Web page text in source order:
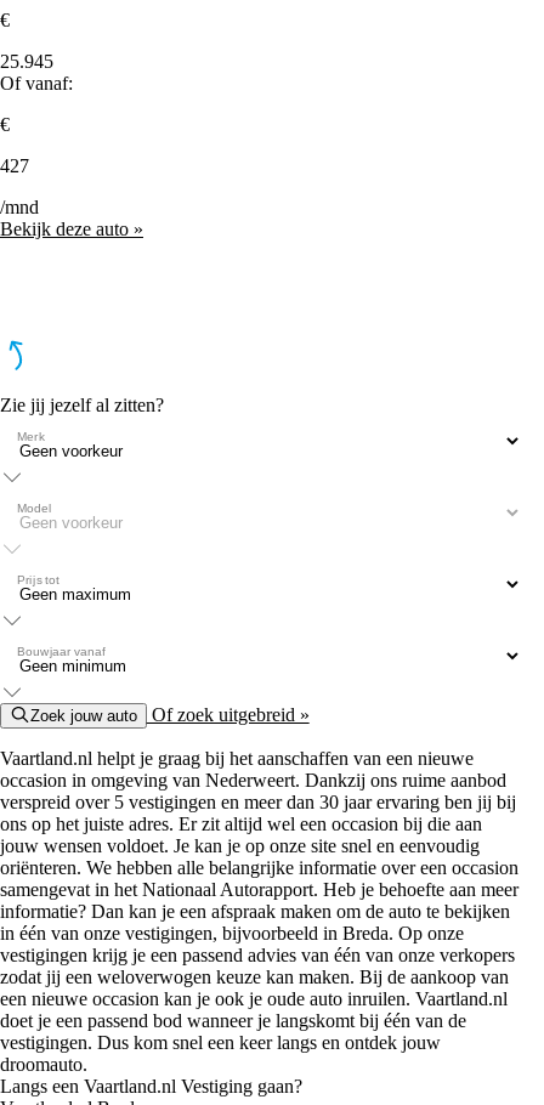
€
25.945
Of vanaf:
€
427
/mnd
Bekijk deze auto »
Zie jij jezelf al zitten?
Merk
Model
Prijs tot
Bouwjaar vanaf
Zoek jouw auto Of zoek uitgebreid »
Vaartland.nl helpt je graag bij het aanschaffen van een nieuwe
occasion in omgeving van Nederweert. Dankzij ons ruime aanbod
verspreid over 5 vestigingen en meer dan 30 jaar ervaring ben jij bij
ons op het juiste adres. Er zit altijd wel een occasion bij die aan
jouw wensen voldoet. Je kan je op onze site snel en eenvoudig
oriënteren. We hebben alle belangrijke informatie over een occasion
samengevat in het Nationaal Autorapport. Heb je behoefte aan meer
informatie? Dan kan je een afspraak maken om de auto te bekijken
in één van onze vestigingen, bijvoorbeeld in Breda. Op onze
vestigingen krijg je een passend advies van één van onze verkopers
zodat jij een weloverwogen keuze kan maken. Bij de aankoop van
een nieuwe occasion kan je ook je oude auto inruilen. Vaartland.nl
doet je een passend bod wanneer je langskomt bij één van de
vestigingen. Dus kom snel een keer langs en ontdek jouw
droomauto.
Langs een Vaartland.nl Vestiging gaan?